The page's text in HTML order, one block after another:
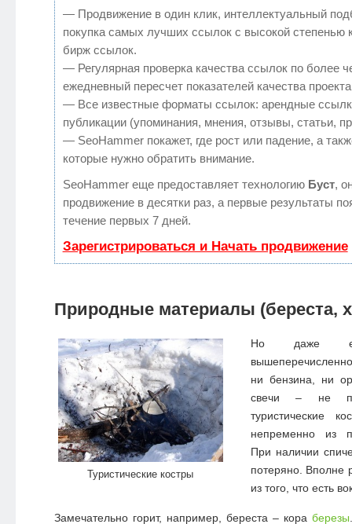
— Продвижение в один клик, интеллектуальный
покупка самых лучших ссылок с высокой степенью
бирж ссылок.
— Регулярная проверка качества ссылок по более
ежедневный пересчет показателей качества
— Все известные форматы ссылок: арендные
публикации (упоминания, мнения, отзывы, статьи,
— SeoHammer покажет, где рост или падение, а
которые нужно обратить внимание.
SeoHammer еще предоставляет технологию Буст,
продвижение в десятки раз, а первые результаты
течение первых 7 дней.
Зарегистрироваться и Начать продвижение
Природные материалы (береста,
Туристические костры
Но даже
ни бензина, ни
свечи – не
туристические
непременно из
При наличии
потеряно. Вполне
из того, что есть
Замечательно горит, например, береста – кораберезы